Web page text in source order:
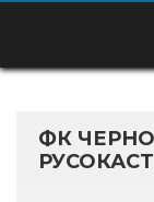
ФК